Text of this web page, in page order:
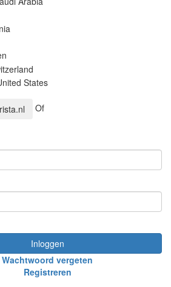
States
Of
Inloggen
Wachtwoord vergeten
Registreren